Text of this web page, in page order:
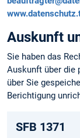
Auskunft
Sie haben das
Auskunft über die
über Sie
Berichtigung
SFB 1371